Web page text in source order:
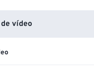
Do OneDrive
vídeo